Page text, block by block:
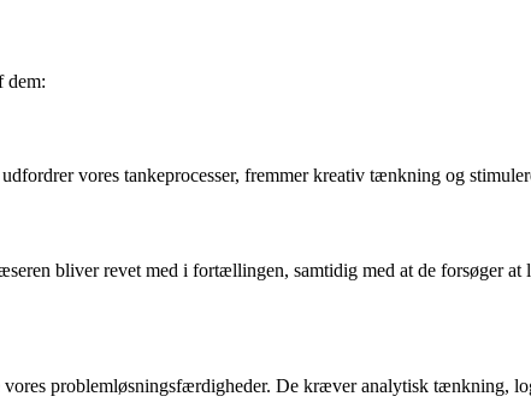
dem:
vores tankeprocesser, fremmer kreativ tænkning og
bliver revet med i fortællingen, samtidig med at de forsøger
problemløsningsfærdigheder. De kræver analytisk tænkning,